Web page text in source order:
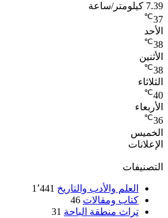
7.39 كيلومتر/ساعة
37
℃
الأحد
38
℃
الأثنين
38
℃
الثلاثاء
40
℃
الأربعاء
36
℃
الخميس
الإعلانات
التصنيفات
العلم والأدب والتاريخ 1٬441
كتاب ومقالات 46
تراث منطقة الباحة 31